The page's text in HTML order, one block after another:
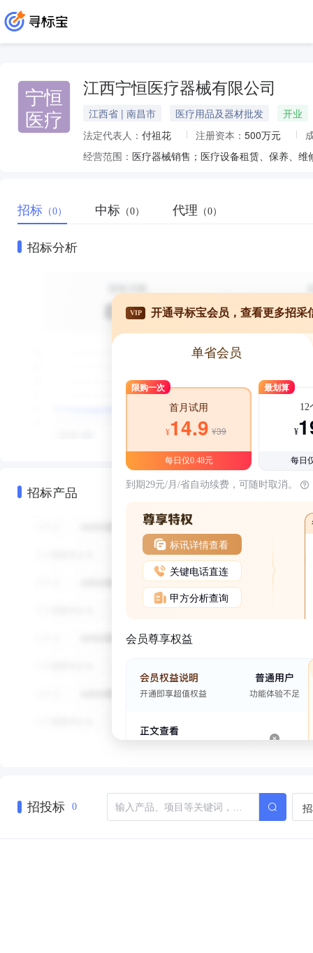
宁恒
医疗
江西宁恒医疗器械有限公司
江西省 | 南昌市 医疗用品及器材批发
开业
法定代表人： 付祖花 注册资本： 500万元
经营范围：
招标 （0） 中标 （0） 代理 （0）
招标分析
招标产品
VIP 开通寻标宝会员，查看更多招采
单省会员
限购一次
首月试用
¥14.9 ¥39
每日仅0.48元
最划算
12
¥
每日
到期29元/月/省自动续费，可随时取消。
标讯详情查看
关键电话直连
甲方分析查询
会员尊享权益
招投标 0